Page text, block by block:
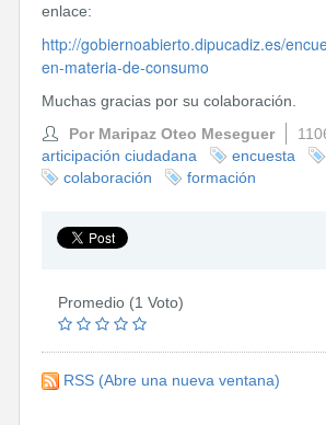
enlace:
http://gobiernoabierto.dipucadiz.es/
en-materia-de-consumo
Muchas gracias por su colaboración.
Por Maripaz Oteo Meseguer
articipación ciudadana
encuesta
colaboración
formación
Promedio (1 Voto)
RSS (Abre una nueva ventana)